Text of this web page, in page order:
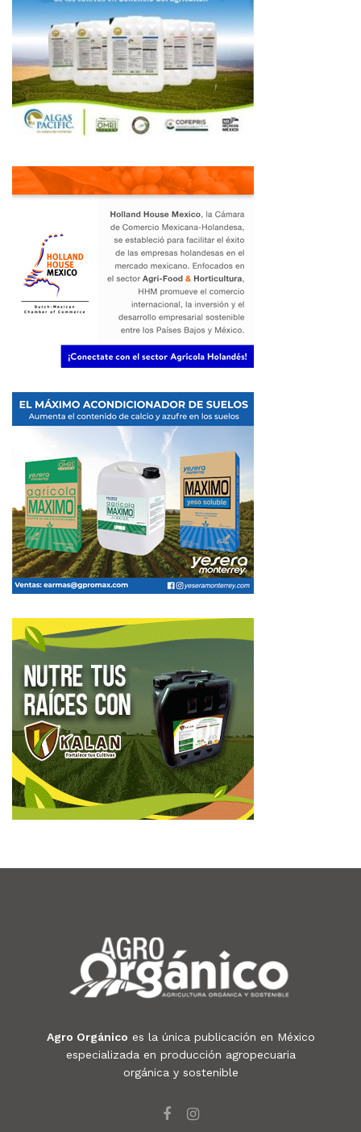
Agro Orgánico es la única publicación en México
especializada en producción agropecuaria
orgánica y sostenible